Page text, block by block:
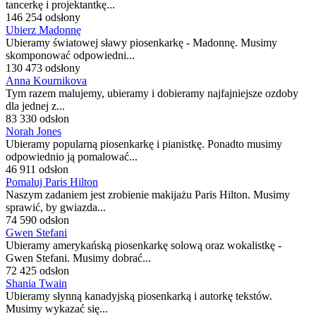
tancerkę i projektantkę...
146 254 odsłony
Ubierz Madonnę
Ubieramy światowej sławy piosenkarkę - Madonnę. Musimy
skomponować odpowiedni...
130 473 odsłony
Anna Kournikova
Tym razem malujemy, ubieramy i dobieramy najfajniejsze ozdoby
dla jednej z...
83 330 odsłon
Norah Jones
Ubieramy popularną piosenkarkę i pianistkę. Ponadto musimy
odpowiednio ją pomalować...
46 911 odsłon
Pomaluj Paris Hilton
Naszym zadaniem jest zrobienie makijażu Paris Hilton. Musimy
sprawić, by gwiazda...
74 590 odsłon
Gwen Stefani
Ubieramy amerykańską piosenkarkę solową oraz wokalistkę -
Gwen Stefani. Musimy dobrać...
72 425 odsłon
Shania Twain
Ubieramy słynną kanadyjską piosenkarką i autorkę tekstów.
Musimy wykazać się...